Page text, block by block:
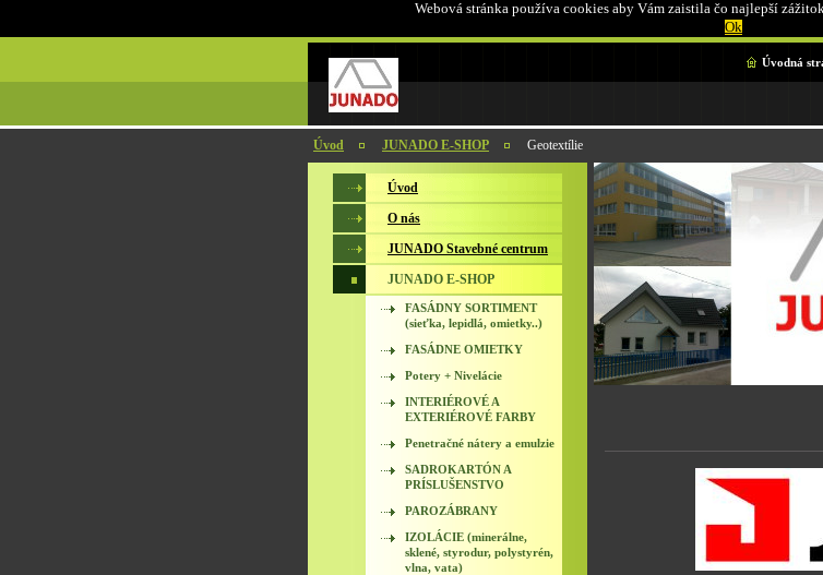
Webová stránka používa cookies aby Vám zaistila čo najlepší
Ok
Úvodná
Úvod JUNADO E-SHOP Geotextílie
Úvod
O nás
JUNADO Stavebné centrum
JUNADO E-SHOP
FASÁDNY SORTIMENT
(sieťka, lepidlá, omietky..)
FASÁDNE OMIETKY
Potery + Nivelácie
INTERIÉROVÉ A
EXTERIÉROVÉ FARBY
Penetračné nátery a emulzie
SADROKARTÓN A
PRÍSLUŠENSTVO
PAROZÁBRANY
IZOLÁCIE (minerálne,
sklené, styrodur, polystyrén,
vlna, vata)